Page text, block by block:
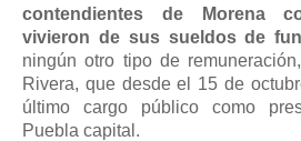
contendientes de Morena
vivieron de sus sueldos de
ningún otro tipo de
Rivera, que desde el 15 de
último cargo público como
Puebla capital.